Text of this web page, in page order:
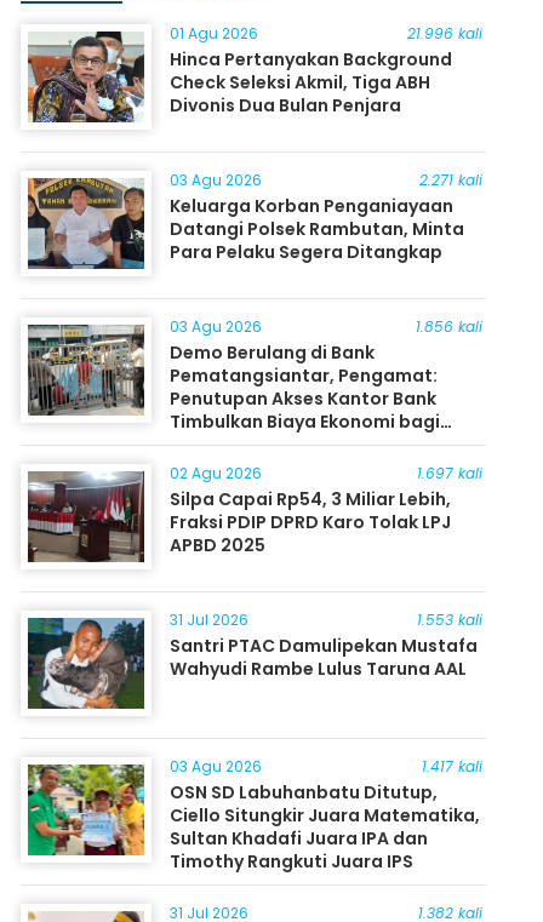
01 Agu 2026 21.996 kali
Hinca Pertanyakan Background
Check Seleksi Akmil, Tiga ABH
Divonis Dua Bulan Penjara
03 Agu 2026 2.271 kali
Keluarga Korban Penganiayaan
Datangi Polsek Rambutan, Minta
Para Pelaku Segera Ditangkap
03 Agu 2026 1.856 kali
Demo Berulang di Bank
Pematangsiantar, Pengamat:
Penutupan Akses Kantor Bank
Timbulkan Biaya Ekonomi bagi
Masyarakat
02 Agu 2026 1.697 kali
Silpa Capai Rp54, 3 Miliar Lebih,
Fraksi PDIP DPRD Karo Tolak LPJ
APBD 2025
31 Jul 2026 1.553 kali
Santri PTAC Damulipekan Mustafa
Wahyudi Rambe Lulus Taruna AAL
03 Agu 2026 1.417 kali
OSN SD Labuhanbatu Ditutup,
Ciello Situngkir Juara Matematika,
Sultan Khadafi Juara IPA dan
Timothy Rangkuti Juara IPS
31 Jul 2026 1.382 kali